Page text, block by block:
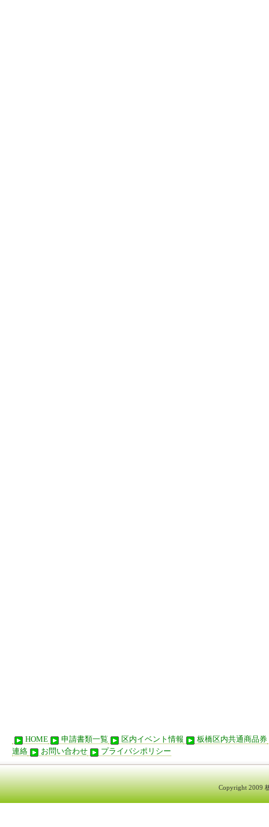
HOME 申請書類一覧 区内イベント情報
板橋区内共通商品券
連絡
お問い合わせ プライバシポリシー
Copyright 2009